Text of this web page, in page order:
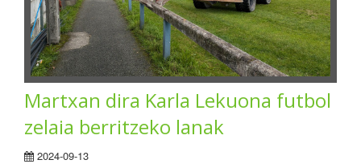
Martxan dira Karla Lekuona futbol
zelaia berritzeko lanak
2024-09-13